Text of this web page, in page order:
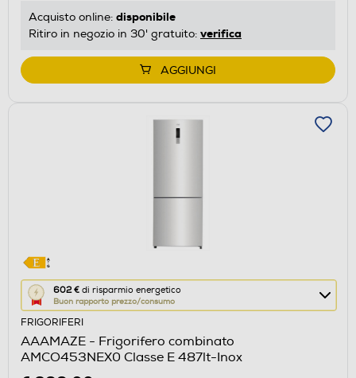
energetico
di
Youreko.
Acquisto online: disponibile
Ritiro in negozio in 30' gratuito: verifica
AGGIUNGI
602 € di risparmio energetico
Buon rapporto prezzo/consumo
Questa
azione
aprirà
il
Calcolatore
FRIGORIFERI
AAAMAZE - Frigorifero combinato
AMCO453NEX0 Classe E 487lt-Inox